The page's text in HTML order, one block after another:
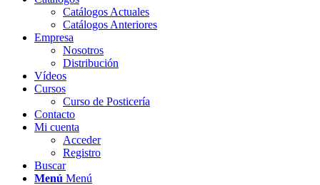
Catálogos Actuales
Catálogos Anteriores
Empresa
Nosotros
Distribución
Vídeos
Cursos
Curso de Posticería
Contacto
Mi cuenta
Acceder
Registro
Buscar
Menú Menú